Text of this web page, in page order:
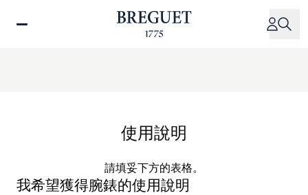
使用說明
請填妥下方的表格。
我希望獲得腕錶的使用說明